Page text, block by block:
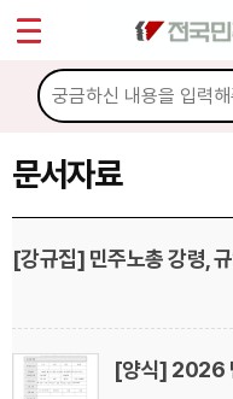
문서자료
[강규집] 민주노총 강령,
[양식] 2026
마이페이지
소개
소식
문서자료